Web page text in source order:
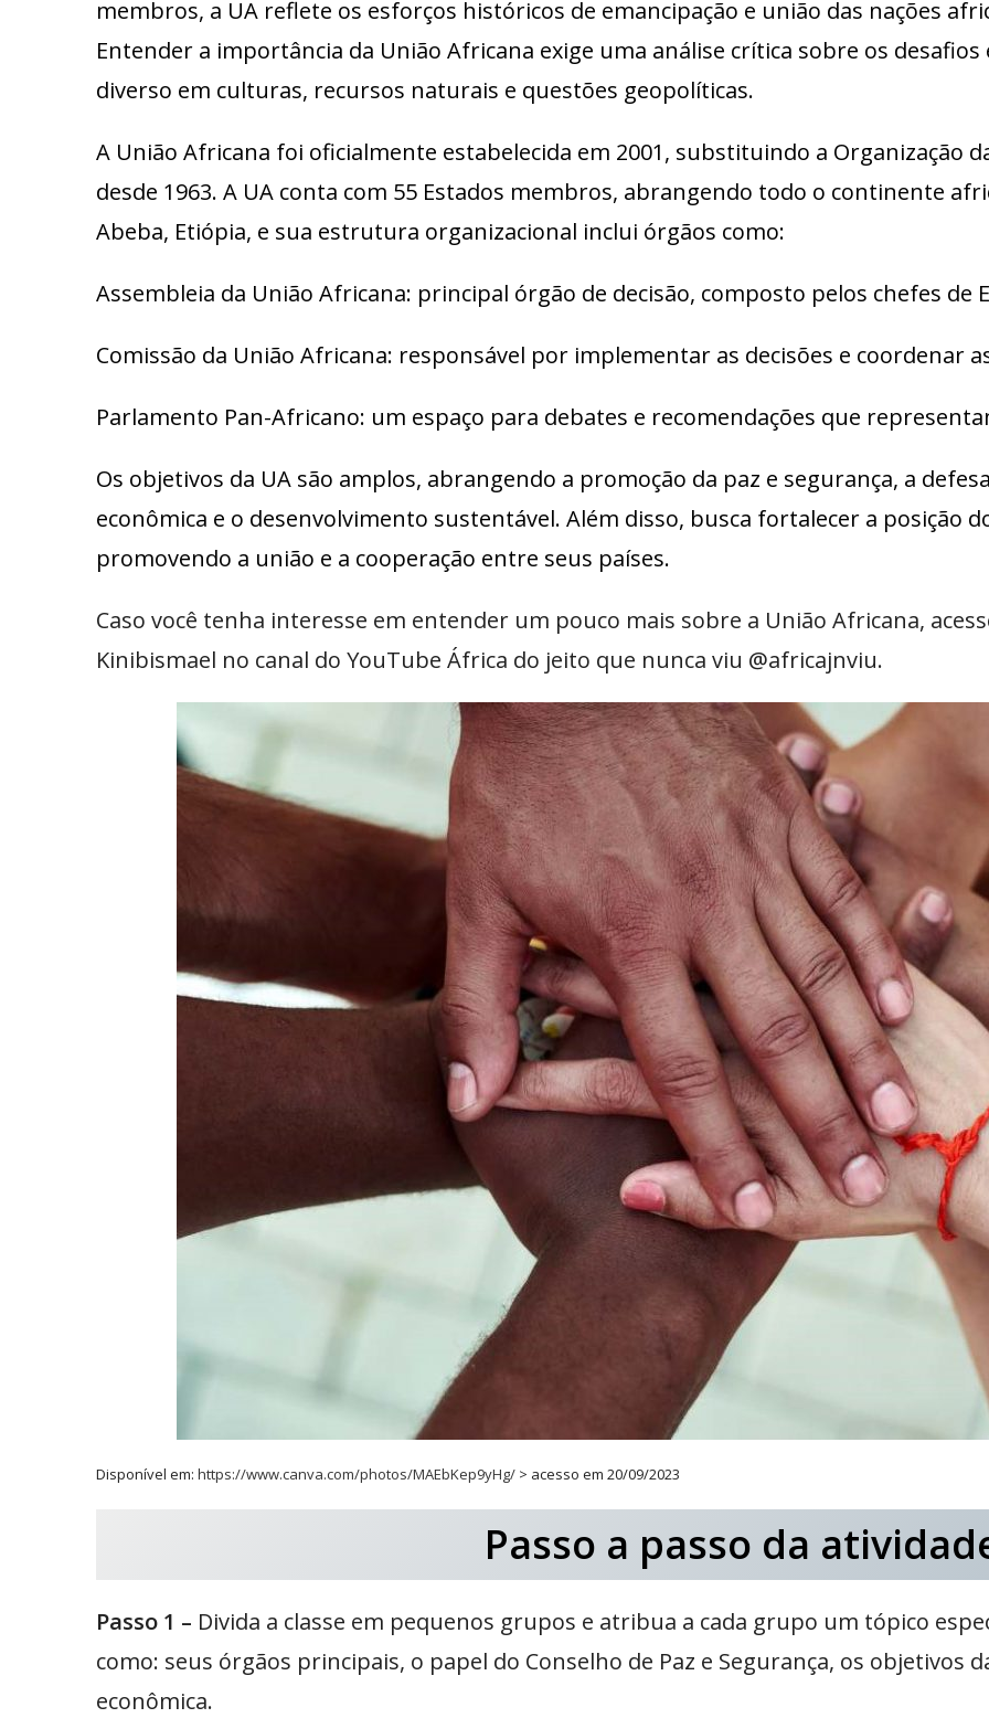
membros, a UA reflete os esforços históricos de emancipação e união das nações
Entender a importância da União Africana exige uma análise crítica sobre os
diverso em culturas, recursos naturais e questões geopolíticas.
A União Africana foi oficialmente estabelecida em 2001, substituindo a Organização
desde 1963. A UA conta com 55 Estados membros, abrangendo todo o continente
Abeba, Etiópia, e sua estrutura organizacional inclui órgãos como:
Assembleia da União Africana: principal órgão de decisão, composto pelos chefes de
Comissão da União Africana: responsável por implementar as decisões e coordenar
Parlamento Pan-Africano: um espaço para debates e recomendações que
Os objetivos da UA são amplos, abrangendo a promoção da paz e segurança, a
econômica e o desenvolvimento sustentável. Além disso, busca fortalecer a posição
promovendo a união e a cooperação entre seus países.
Caso você tenha interesse em entender um pouco mais sobre a União Africana,
Kinibismael no canal do YouTube África do jeito que nunca viu @africajnviu.
Disponível em: https://www.canva.com/photos/MAEbKep9yHg/ > acesso em 20/09/2023
Passo a passo da
Passo 1 – Divida a classe em pequenos grupos e atribua a cada grupo um tópico
como: seus órgãos principais, o papel do Conselho de Paz e Segurança, os objetivos
econômica.